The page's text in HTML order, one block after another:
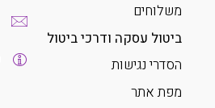
משלוחים
ביטול עסקה ודרכי ביטול
הסדרי נגישות
מפת אתר